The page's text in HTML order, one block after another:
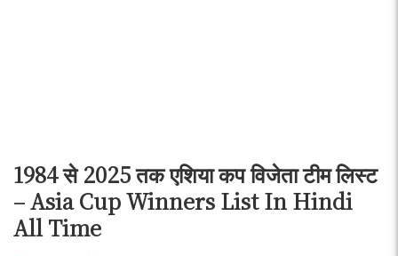
1984 से 2025 तक एशिया कप विजेता टीम लिस्ट
– Asia Cup Winners List In Hindi
All Time